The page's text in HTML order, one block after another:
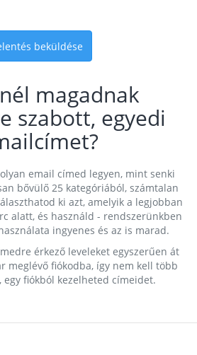
beküldése
magadnak
szabott, egyedi
email címed legyen, mint senki
bővülő 25 kategóriából, számtalan
ki azt, amelyik a legjobban
alatt, és használd - rendszerünkben
ingyenes és az is marad.
érkező leveleket egyszerűen át
meglévő fiókodba, így nem kell több
fiókból kezelheted címeidet.